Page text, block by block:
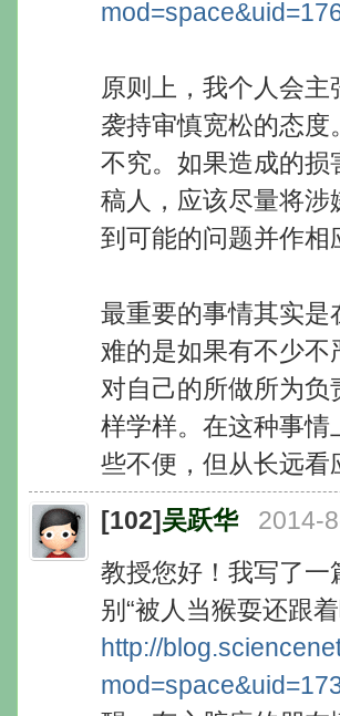
原则上，我个人会
袭持审慎宽松的态
不究。如果造成的
稿人，应该尽量将
到可能的问题并作
最重要的事情其实
难的是如果有不少
对自己的所做所为
样学样。在这种事
些不便，但从长远
[102]吴跃华
2014-
教授您好！我写了一
别“被人当猴耍还跟
http://